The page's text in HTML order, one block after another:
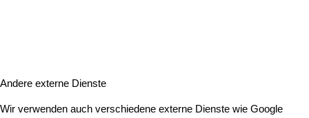
Andere externe Dienste
Wir verwenden auch verschiedene externe Dienste wie Google